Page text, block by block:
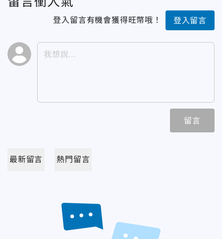
登入留言有機會獲得旺幣哦！ 登入留言
留言
最新留言 熱門留言